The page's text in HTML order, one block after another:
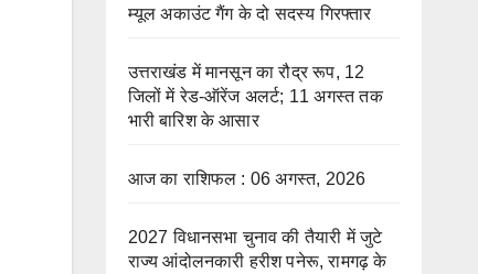
म्यूल अकाउंट गैंग के दो सदस्य गिरफ्तार
उत्तराखंड में मानसून का रौद्र रूप, 12
जिलों में रेड-ऑरेंज अलर्ट; 11 अगस्त तक
भारी बारिश के आसार
आज का राशिफल : 06 अगस्त, 2026
2027 विधानसभा चुनाव की तैयारी में जुटे
राज्य आंदोलनकारी हरीश पनेरू, रामगढ़ के